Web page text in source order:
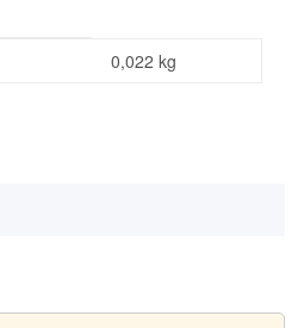
0,022 kg